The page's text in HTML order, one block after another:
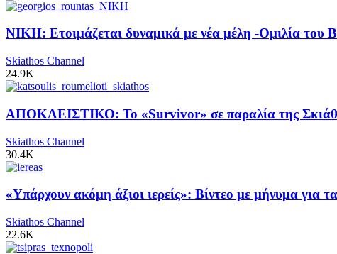
ΝΙΚΗ: Ετοιμάζεται δυναμικά με νέα μέλη -Ομιλία του
Skiathos Channel
24.9K
ΑΠΟΚΛΕΙΣΤΙΚΟ: Το «Survivor» σε παραλία της
Skiathos Channel
30.4K
«Υπάρχουν ακόμη άξιοι ιερείς»: Βίντεο με μήνυμα για
Skiathos Channel
22.6K